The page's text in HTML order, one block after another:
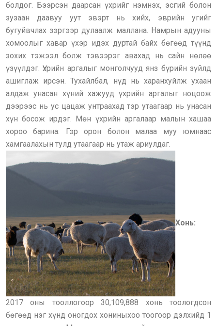
болдог. Бээрсэн даарсан үхрийг нэмнэх, эсгий болон
зузаан даавуу уут эвэрт нь хийх, эврийн угийг
бугуйвчлах зэргээр дулаалж маллана. Намрын адууны
хомоолыг хавар үхэр идэх дуртай байх бөгөөд түүнд
зохих тэжээл болж тэвээрэг авахад нь сайн нөлөө
үзүүлдэг. Үхрийн аргалыг монголчууд янз бүрийн зүйлд
ашиглаж ирсэн. Тухайлбал, нүд нь харанхуйлж ухаан
алдаж унасан хүний хажууд үхрийн аргалыг ноцоож
дээрээс нь ус цацаж унтраахад тэр утаагаар нь унасан
хүн босож ирдэг. Мөн үхрийн аргалаар малын хашаа
хороо барина. Гэр орон болон малаа муу юмнаас
хамгаалахын тулд утаагаар нь утаж ариулдаг.
Хонь:
2017 оны тооллогоор 30,109,888 хонь тоологдсон
бөгөөд нэг хүнд оногдох хониныхоо тоогоор дэлхийд 1